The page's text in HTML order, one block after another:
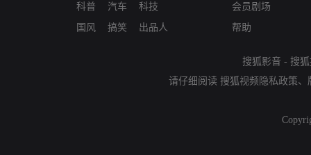
科普
国风
汽车
搞笑
科技
出品人
会员剧场
帮助
搜狐影音 - 搜
请仔细阅读 搜狐视频隐私政策、